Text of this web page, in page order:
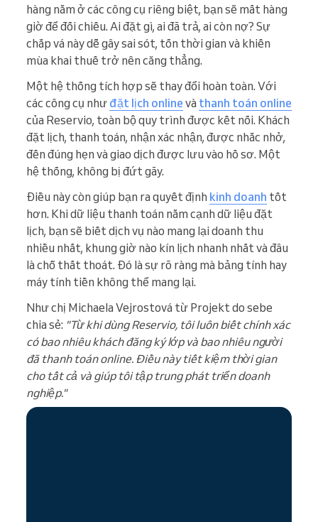
hàng nằm ở các công cụ riêng biệt, bạn sẽ mất hàng
giờ để đối chiếu. Ai đặt gì, ai đã trả, ai còn nợ? Sự
chắp vá này dễ gây sai sót, tốn thời gian và khiến
mùa khai thuế trở nên căng thẳng.
Một hệ thống tích hợp sẽ thay đổi hoàn toàn. Với
các công cụ như đặt lịch online và thanh toán online
của Reservio, toàn bộ quy trình được kết nối. Khách
đặt lịch, thanh toán, nhận xác nhận, được nhắc nhở,
đến đúng hẹn và giao dịch được lưu vào hồ sơ. Một
hệ thống, không bị đứt gãy.
Điều này còn giúp bạn ra quyết định kinh doanh tốt
hơn. Khi dữ liệu thanh toán nằm cạnh dữ liệu đặt
lịch, bạn sẽ biết dịch vụ nào mang lại doanh thu
nhiều nhất, khung giờ nào kín lịch nhanh nhất và đâu
là chỗ thất thoát. Đó là sự rõ ràng mà bảng tính hay
máy tính tiền không thể mang lại.
Như chị Michaela Vejrostová từ Projekt do sebe
chia sẻ: "Từ khi dùng Reservio, tôi luôn biết chính xác
có bao nhiêu khách đăng ký lớp và bao nhiêu người
đã thanh toán online. Điều này tiết kiệm thời gian
cho tất cả và giúp tôi tập trung phát triển doanh
nghiệp."